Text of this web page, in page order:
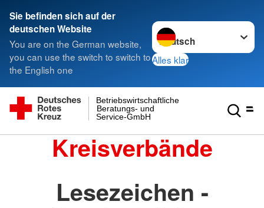
Sie befinden sich auf der
deutschen Website
You are on the German website,
you can use the switch to switch to
the English one
Sprache wechseln zu
Alles klar
Service-GmbH
Beratungs- und
Betriebswirtschaftliche
Kreisverbände
Lesezeichen -